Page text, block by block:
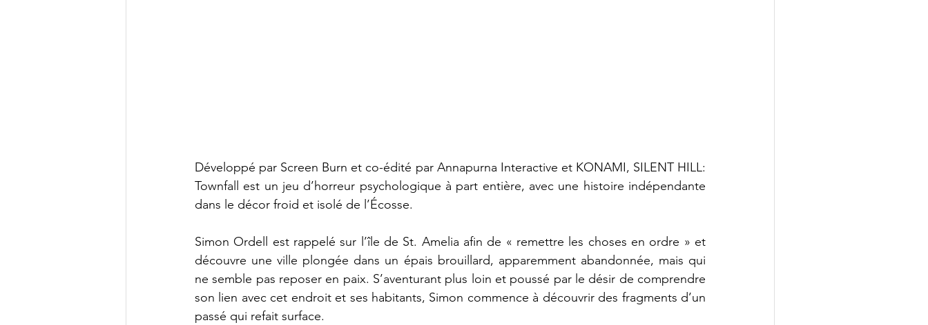
Développé par Screen Burn et co-édité par Annapurna Interactive et KONAMI, SILENT HILL:
Townfall est un jeu d’horreur psychologique à part entière, avec une histoire indépendante
dans le décor froid et isolé de l’Écosse.
Simon Ordell est rappelé sur l’île de St. Amelia afin de « remettre les choses en ordre » et
découvre une ville plongée dans un épais brouillard, apparemment abandonnée, mais qui
ne semble pas reposer en paix. S’aventurant plus loin et poussé par le désir de comprendre
son lien avec cet endroit et ses habitants, Simon commence à découvrir des fragments d’un
passé qui refait surface.